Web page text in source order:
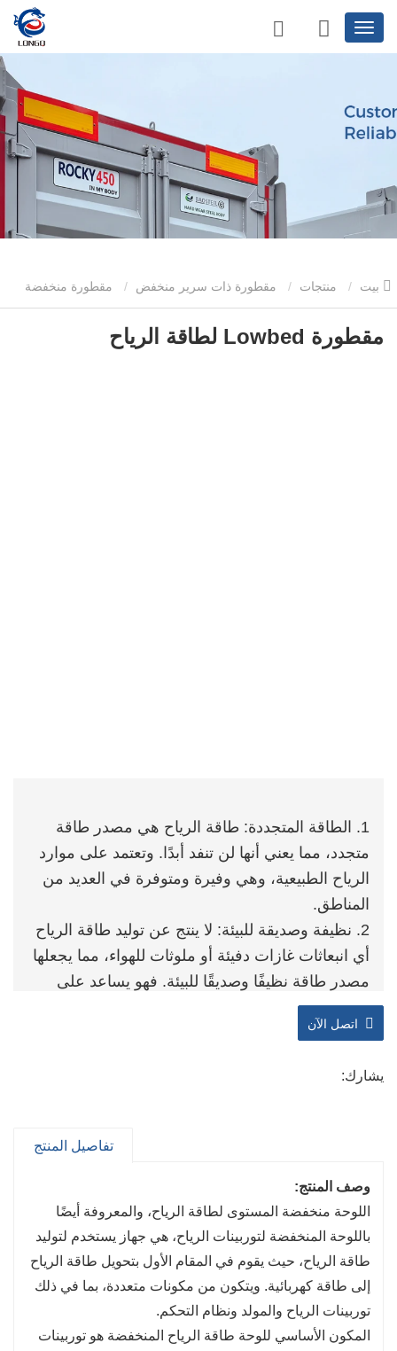
منتجات مقطورة ذات سرير منخفض مقطورة منخفضة
لنقل معدات طاقة الرياح
مقطورة Lowbed لطاقة الرياح
1. الطاقة المتجددة: طاقة الرياح هي مصدر طاقة
متجدد، مما يعني أنها لن تنفد أبدًا. وتعتمد على موارد
الرياح الطبيعية، وهي وفيرة ومتوفرة في العديد من
المناطق.
2. نظيفة وصديقة للبيئة: لا ينتج عن توليد طاقة الرياح
أي انبعاثات غازات دفيئة أو ملوثات للهواء، مما يجعلها
مصدر طاقة نظيفًا وصديقًا للبيئة. فهو يساعد على
تقليل الاعتماد على الوقود الأحفوري والتخفيف من
تغير المناخ.
الأولي، تكون تكاليف تشغيل لوحات طاقة الرياح
على الرياح، وتكاليف الصيانة منخفضة بشكل عام
4. الاستقلال في الطاقة: يمكن للوحات طاقة الرياح
المنخفضة أن توفر الكهرباء في المناطق النائية أو
المواقع خارج الشبكة، مما يقلل الاعتماد على شبكات
الطاقة المركزية. ويمكن أن يكون هذا مفيدًا بشكل
خاص للمجتمعات الريفية أو الصناعات الواقعة بعيدًا
عن المناطق الحضرية.
اتصل الآن
يشارك:
تفاصيل المنتج
وصف المنتج:
اللوحة منخفضة المستوى لطاقة الرياح، والمعروفة أيضًا
باللوحة المنخفضة لتوربينات الرياح، هي جهاز يستخدم لتوليد
طاقة الرياح، حيث يقوم في المقام الأول بتحويل طاقة الرياح
إلى طاقة كهربائية. ويتكون من مكونات متعددة، بما في ذلك
توربينات الرياح والمولد ونظام التحكم.
المكون الأساسي للوحة طاقة الرياح المنخفضة هو توربينات